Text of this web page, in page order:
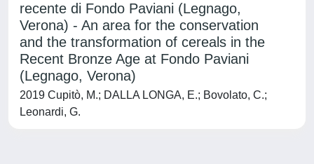
recente di Fondo Paviani (Legnago,
Verona) - An area for the conservation
and the transformation of cereals in the
Recent Bronze Age at Fondo Paviani
(Legnago, Verona)
2019 Cupitò, M.; DALLA LONGA, E.; Bovolato, C.;
Leonardi, G.